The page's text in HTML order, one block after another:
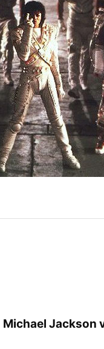
Michael Jackson